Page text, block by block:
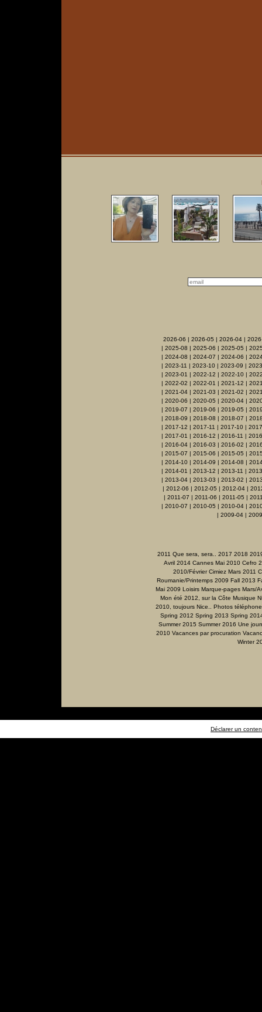
2026-06 | 2026-05 | 2026-04 |
| 2025-08 | 2025-06 | 2025-05 |
| 2024-08 | 2024-07 | 2024-06 |
| 2023-11 | 2023-10 | 2023-09 |
| 2023-01 | 2022-12 | 2022-10|
| 2022-02 | 2022-01 | 2021-12 |
| 2021-04| 2021-03 | 2021-02 |
| 2020-06 | 2020-05 | 2020-04 |
| 2019-07 | 2019-06 | 2019-05 |
| 2018-09 | 2018-08 | 2018-07 |
| 2017-12 | 2017-11 | 2017-10 |
| 2017-01 | 2016-12 | 2016-11 |
| 2016-04 | 2016-03 | 2016-02 |
| 2015-07 | 2015-06 | 2015-05 |
| 2014-10| 2014-09 | 2014-08 |
| 2014-01 | 2013-12 | 2013-11 |
| 2013-04 | 2013-03 | 2013-02 |
| 2012-06 | 2012-05 | 2012-04 |
| 2011-07 | 2011-06 | 2011-05 |
| 2010-07 | 2010-05 | 2010-04 |
| 2009-04 |
2011 Que sera, sera.. 2017 2018
Avril 2014 Cannes Mai 2010 Cefro
2010/Février Cimiez Mars 2011
Roumanie/Printemps 2009 Fall 2013
Mai 2009 Loisirs Marque-pages Mars/
Mon été 2012, sur la Côte Musique
2010, toujours Nice.. Photos téléphone
Spring 2012 Spring 2013 Spring
Summer 2015 Summer 2016 Une
2010 Vacances par procuration
Winter
Déclarer un